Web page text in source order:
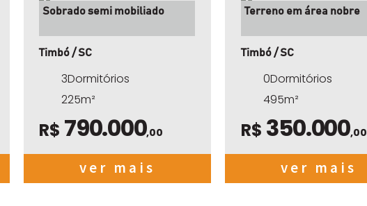
Sobrado semi mobiliado
Timbó / SC
3Dormitórios
225m²
R$ 790.000,00
ver mais
Terreno em área nobre
Timbó / SC
0Dormitórios
495m²
R$ 350.000,00
ver mais